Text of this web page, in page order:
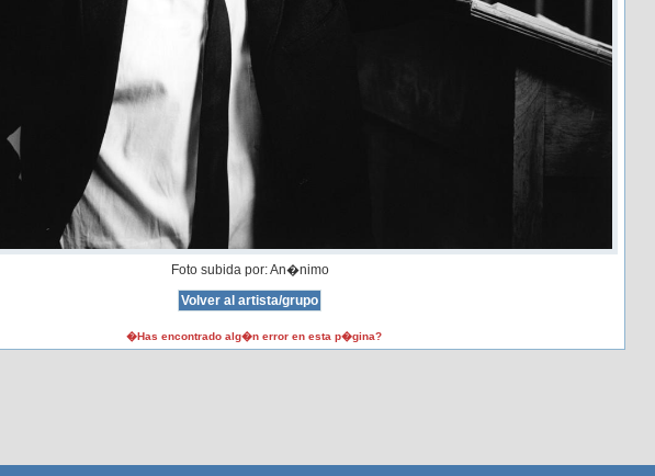
Foto subida por: An�nimo
�Has encontrado alg�n error en esta p�gina?